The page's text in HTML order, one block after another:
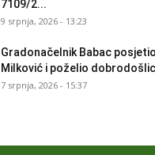
7109/2...
9 srpnja, 2026 - 13:23
Gradonačelnik Babac
Milković i poželio
7 srpnja, 2026 - 15:37